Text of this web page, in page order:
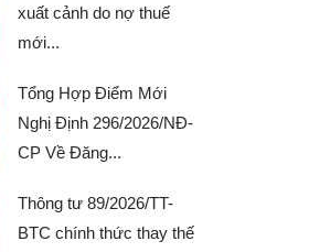
xuất cảnh do nợ thuế
mới...
Tổng Hợp Điểm Mới
Nghị Định 296/2026/NĐ-
CP Về Đăng...
Thông tư 89/2026/TT-
BTC chính thức thay thế